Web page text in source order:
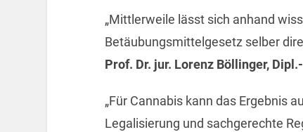
„Mittlerweile lässt sich anhand
Betäubungsmittelgesetz selber
Prof. Dr. jur. Lorenz Böllinger,
„Für Cannabis kann das Ergebnis
Legalisierung und sachgerechte